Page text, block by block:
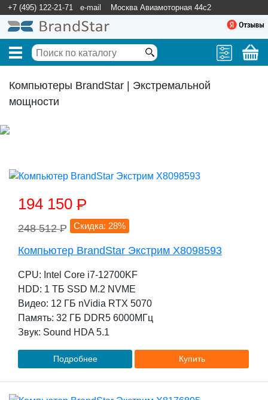
+7 (495) 122-21-71 e-mail Москва Авиамоторная 44с2
Компьютеры BrandStar | Экстремальной
мощности
194 150 P
248 512P Скидка: 28%
Компьютер BrandStar Экстрим X8098593
CPU: Intel Core i7-12700KF
HDD: 1 TБ SSD M.2 NVME
Видео: 12 ГБ nVidia RTX 5070
Память: 32 ГБ DDR5 6000МГц
Звук: Sound HDA 5.1
Подробнее Купить